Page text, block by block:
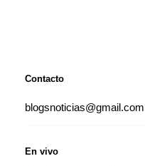
Contacto
blogsnoticias@gmail.com
En vivo